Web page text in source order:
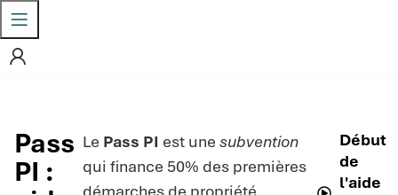
Pass
PI :
Le Pass PI est une subvention
qui finance 50% des premières
Début
de
l'aide